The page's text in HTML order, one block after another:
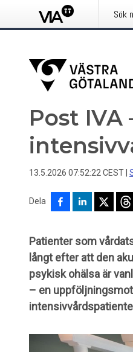
Sök
Post
13.5.2026 07:52:22 CEST
Dela
Patienter som
långt efter att den
psykisk ohälsa är
– en